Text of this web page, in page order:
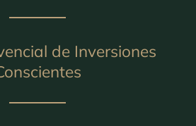
de Inversiones